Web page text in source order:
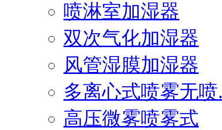
喷淋室加湿器
双次气化加湿器
风管湿膜加湿器
多离心式喷雾无喷
高压微雾喷雾式